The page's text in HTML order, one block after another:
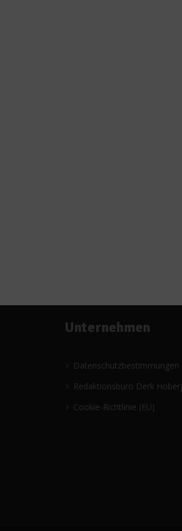
Unternehmen
Datenschutzbestimmungen
Redaktionsbüro Derk
Cookie-Richtlinie (EU)